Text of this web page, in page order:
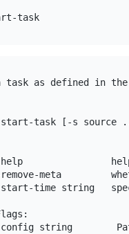
start-task
task as defined in
task [-s source
meta
time string
string